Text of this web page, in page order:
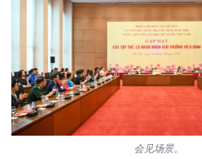
会见场景。